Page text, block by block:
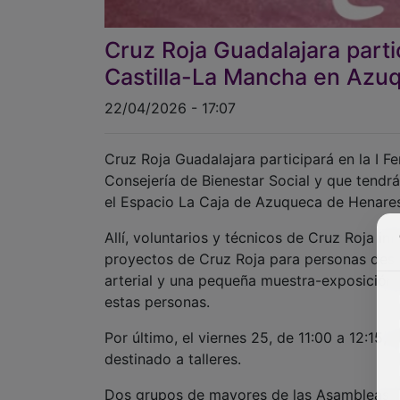
Cruz Roja Guadalajara
Castilla-La Mancha en
22/04/2026 - 17:07
Cruz Roja Guadalajara participará en la I
Consejería de Bienestar Social y que
el Espacio La Caja de Azuqueca de
Allí, voluntarios y técnicos de Cruz Roja
proyectos de Cruz Roja para personas
arterial y una pequeña muestra-
estas personas.
Por último, el viernes 25, de 11:00 a 12:15,
destinado a talleres.
Dos grupos de mayores de las